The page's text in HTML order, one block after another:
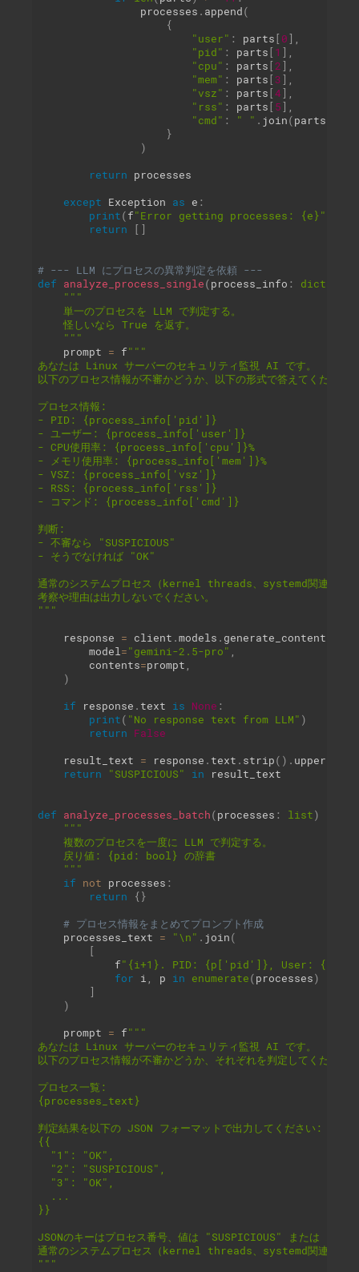
                processes
. append(
{
"user" : parts[ 0]
"pid" : parts[ 1 ]
"cpu" : parts[2]
"mem" : parts[ 3]
"vsz" : parts[4]
"rss" : parts[ 5]
"cmd" : " " . join(parts
}
)
return processes
except Exception as e :
print(f"Error getting processes: {e}"
return
[ ]
# --- LLM にプロセスの異常判定を依頼 ---
def analyze_process_single(process_info : dict
"""
    単一のプロセスを LLM で判定する。
    怪しいなら True を返す。
    """
    prompt
= f"""
あなたは Linux サーバーのセキュリティ監視 AI です。
以下のプロセス情報が不審かどうか、以下の形式で答えてください
プロセス情報:
- PID: {process_info['pid']}
- ユーザー: {process_info['user']}
- CPU使用率: {process_info['cpu']}%
- メモリ使用率: {process_info['mem']}%
- VSZ: {process_info['vsz']}
- RSS: {process_info['rss']}
- コマンド: {process_info['cmd']}
判断:
- 不審なら "SUSPICIOUS"
- そうでなければ "OK"
通常のシステムプロセス（kernel threads、systemd関連など
考察や理由は出力しないでください。
"""
    response
= client .models . generate_content
        model
="gemini-2.5-pro"
        contents
=prompt
)
if response . text is None :
print( "No response text from LLM" )
return False
    result_text
= response . text . strip( ) . upper
return
"SUSPICIOUS" in result_text
def analyze_processes_batch(processes : list)
"""
    複数のプロセスを一度に LLM で判定する。
    戻り値: {pid: bool} の辞書
    """
if not processes :
return
{}
# プロセス情報をまとめてプロンプト作成
    processes_text
= "\n" . join(
[
            f
"{i+1}. PID: {p['pid']}, User:
for i p in enumerate(processes)
]
)
    prompt
= f"""
あなたは Linux サーバーのセキュリティ監視 AI です。
以下のプロセス情報が不審かどうか、それぞれを判定してください
プロセス一覧:
{processes_text}
判定結果を以下の JSON フォーマットで出力してください:
{{
  "1": "OK",
  "2": "SUSPICIOUS",
  "3": "OK",
  ...
}}
JSONのキーはプロセス番号、値は "SUSPICIOUS" または "OK"
通常のシステムプロセス（kernel threads、systemd関連など
"""